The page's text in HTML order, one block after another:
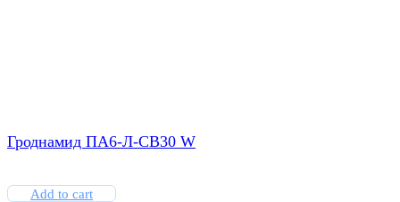
Гроднамид ПА6-Л-СВ30 W
Add to cart